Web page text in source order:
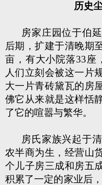
历史
房家庄园位于伯
后期，扩建于清晚期
亩，有大小院落33座
人们立刻会被这一片
大一片青砖黛瓦的房
佛它从来就是这样恬
了它的喧嚣与繁华。
房氏家族兴起于
农半商为生，经营山
个儿子房三成和房五
积累了一定的家业后